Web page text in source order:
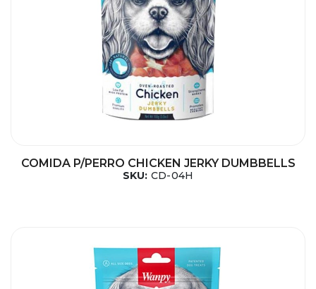
COMIDA P/PERRO CHICKEN JERKY DUMBBELLS
SKU: CD-04H